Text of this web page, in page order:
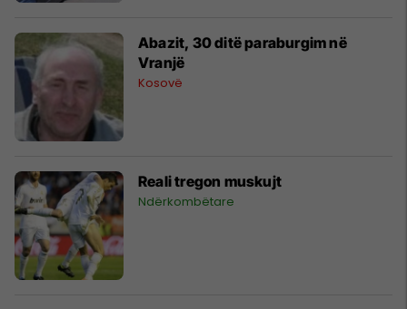
Abazit, 30 ditë paraburgim në
Vranjë
Kosovë
Reali tregon muskujt
Ndërkombëtare